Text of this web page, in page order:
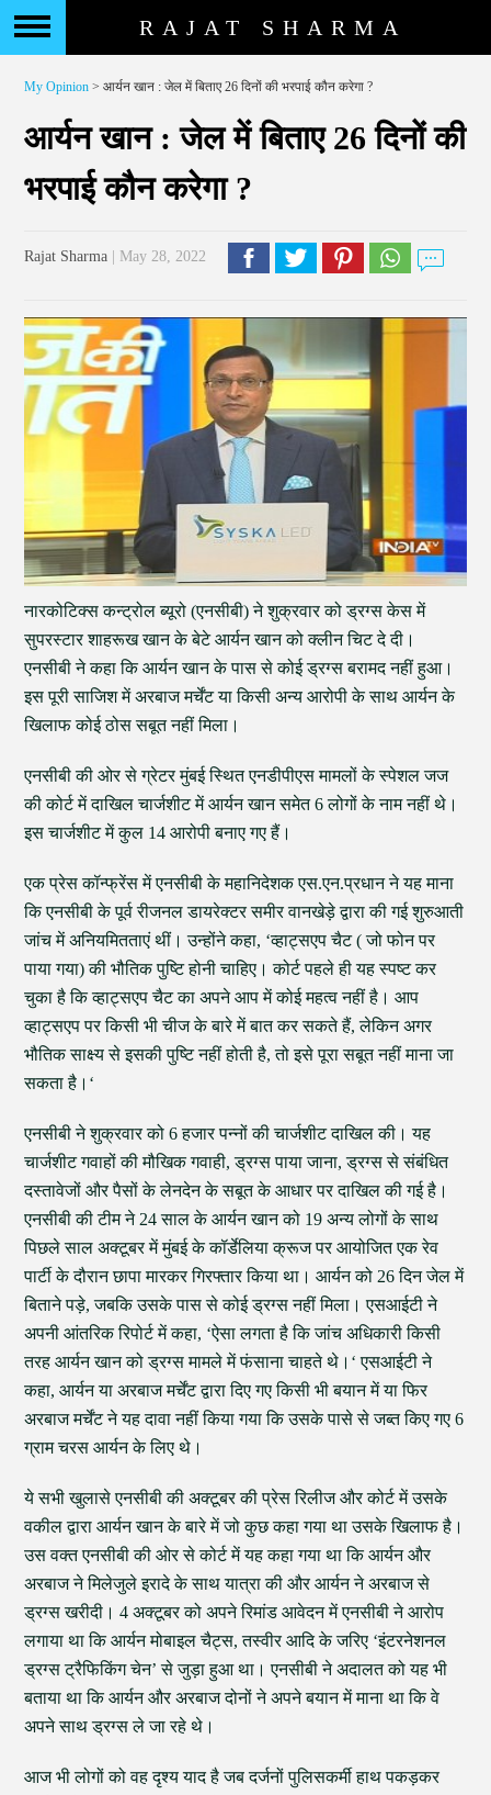
RAJAT SHARMA
My Opinion > आर्यन खान : जेल में बिताए 26 दिनों की भरपाई कौन करेगा ?
आर्यन खान : जेल में बिताए 26 दिनों की
भरपाई कौन करेगा ?
Rajat Sharma | May 28, 2022
नारकोटिक्स कन्ट्रोल ब्यूरो (एनसीबी) ने शुक्रवार को ड्रग्स केस में
सुपरस्टार शाहरूख खान के बेटे आर्यन खान को क्लीन चिट दे दी।
एनसीबी ने कहा कि आर्यन खान के पास से कोई ड्रग्स बरामद नहीं हुआ।
इस पूरी साजिश में अरबाज मर्चेंट या किसी अन्य आरोपी के साथ आर्यन के
खिलाफ कोई ठोस सबूत नहीं मिला।
एनसीबी की ओर से ग्रेटर मुंबई स्थित एनडीपीएस मामलों के स्पेशल जज
की कोर्ट में दाखिल चार्जशीट में आर्यन खान समेत 6 लोगों के नाम नहीं थे।
इस चार्जशीट में कुल 14 आरोपी बनाए गए हैं।
एक प्रेस कॉन्फ्रेंस में एनसीबी के महानिदेशक एस.एन.प्रधान ने यह माना
कि एनसीबी के पूर्व रीजनल डायरेक्टर समीर वानखेड़े द्वारा की गई शुरुआती
जांच में अनियमितताएं थीं। उन्होंने कहा, ‘व्हाट्सएप चैट ( जो फोन पर
पाया गया) की भौतिक पुष्टि होनी चाहिए। कोर्ट पहले ही यह स्पष्ट कर
चुका है कि व्हाट्सएप चैट का अपने आप में कोई महत्व नहीं है। आप
व्हाट्सएप पर किसी भी चीज के बारे में बात कर सकते हैं, लेकिन अगर
भौतिक साक्ष्य से इसकी पुष्टि नहीं होती है, तो इसे पूरा सबूत नहीं माना जा
सकता है।‘
एनसीबी ने शुक्रवार को 6 हजार पन्नों की चार्जशीट दाखिल की। यह
चार्जशीट गवाहों की मौखिक गवाही, ड्रग्स पाया जाना, ड्रग्स से संबंधित
दस्तावेजों और पैसों के लेनदेन के सबूत के आधार पर दाखिल की गई है।
एनसीबी की टीम ने 24 साल के आर्यन खान को 19 अन्य लोगों के साथ
पिछले साल अक्टूबर में मुंबई के कॉर्डेलिया क्रूज पर आयोजित एक रेव
पार्टी के दौरान छापा मारकर गिरफ्तार किया था। आर्यन को 26 दिन जेल में
बिताने पड़े, जबकि उसके पास से कोई ड्रग्स नहीं मिला। एसआईटी ने
अपनी आंतरिक रिपोर्ट में कहा, ‘ऐसा लगता है कि जांच अधिकारी किसी
तरह आर्यन खान को ड्रग्स मामले में फंसाना चाहते थे।‘ एसआईटी ने
कहा, आर्यन या अरबाज मर्चेंट द्वारा दिए गए किसी भी बयान में या फिर
अरबाज मर्चेंट ने यह दावा नहीं किया गया कि उसके पासे से जब्त किए गए 6
ग्राम चरस आर्यन के लिए थे।
ये सभी खुलासे एनसीबी की अक्टूबर की प्रेस रिलीज और कोर्ट में उसके
वकील द्वारा आर्यन खान के बारे में जो कुछ कहा गया था उसके खिलाफ है।
उस वक्त एनसीबी की ओर से कोर्ट में यह कहा गया था कि आर्यन और
अरबाज ने मिलेजुले इरादे के साथ यात्रा की और आर्यन ने अरबाज से
ड्रग्स खरीदी। 4 अक्टूबर को अपने रिमांड आवेदन में एनसीबी ने आरोप
लगाया था कि आर्यन मोबाइल चैट्स, तस्वीर आदि के जरिए ‘इंटरनेशनल
ड्रग्स ट्रैफिकिंग चेन’ से जुड़ा हुआ था। एनसीबी ने अदालत को यह भी
बताया था कि आर्यन और अरबाज दोनों ने अपने बयान में माना था कि वे
अपने साथ ड्रग्स ले जा रहे थे।
आज भी लोगों को वह दृश्य याद है जब दर्जनों पुलिसकर्मी हाथ पकड़कर